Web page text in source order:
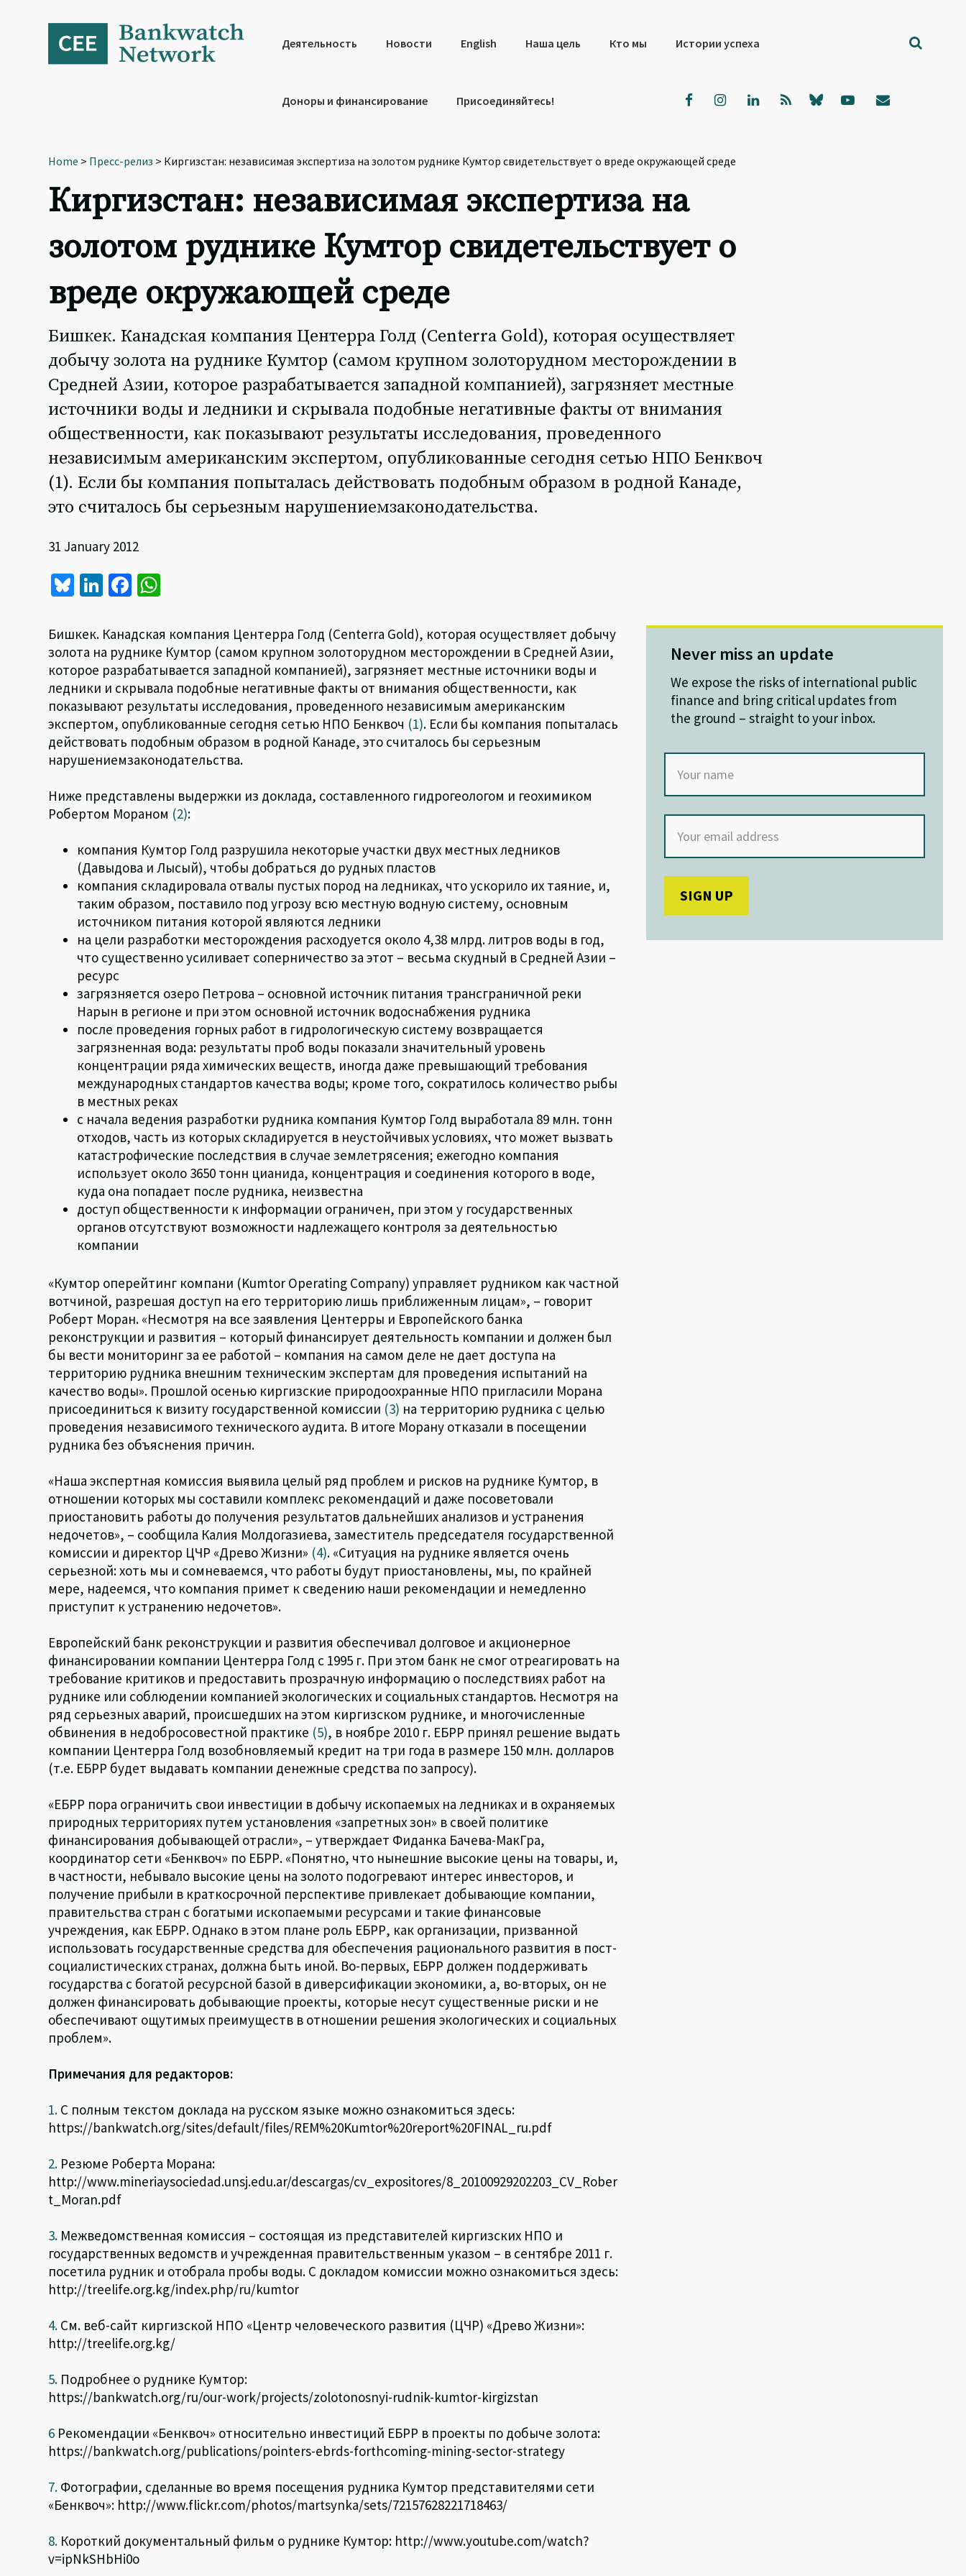
navigation
Деятельность Новости English Наша цель Кто мы Истории успеха
Доноры и финансирование Присоединяйтесь!
Home > Пресс-релиз > Киргизстан: независимая экспертиза на золотом руднике Кумтор свидетельствует о вреде окружающей среде
Киргизстан: независимая экспертиза на
золотом руднике Кумтор свидетельствует о
вреде окружающей среде
Бишкек. Канадская компания Центерра Голд (Centerra Gold), которая осуществляет
добычу золота на руднике Кумтор (самом крупном золоторудном месторождении в
Средней Азии, которое разрабатывается западной компанией), загрязняет местные
источники воды и ледники и скрывала подобные негативные факты от внимания
общественности, как показывают результаты исследования, проведенного
независимым американским экспертом, опубликованные сегодня сетью НПО Бенквоч
(1). Если бы компания попыталась действовать подобным образом в родной Канаде,
это считалось бы серьезным нарушениемзаконодательства.
31 January 2012
Bl
es
ky
Li
ke
dI
n
Fa
b
o
o
k
at
sA
p
p
Бишкек. Канадская компания Центерра Голд (Centerra Gold), которая осуществляет добычу
золота на руднике Кумтор (самом крупном золоторудном месторождении в Средней Азии,
которое разрабатывается западной компанией), загрязняет местные источники воды и
ледники и скрывала подобные негативные факты от внимания общественности, как
показывают результаты исследования, проведенного независимым американским
экспертом, опубликованные сегодня сетью НПО Бенквоч (1). Если бы компания попыталась
действовать подобным образом в родной Канаде, это считалось бы серьезным
нарушениемзаконодательства.
Ниже представлены выдержки из доклада, составленного гидрогеологом и геохимиком
Робертом Мораном (2):
компания Кумтор Голд разрушила некоторые участки двух местных ледников
(Давыдова и Лысый), чтобы добраться до рудных пластов
компания складировала отвалы пустых пород на ледниках, что ускорило их таяние, и,
таким образом, поставило под угрозу всю местную водную систему, основным
источником питания которой являются ледники
на цели разработки месторождения расходуется около 4,38 млрд. литров воды в год,
что существенно усиливает соперничество за этот – весьма скудный в Средней Азии –
ресурс
загрязняется озеро Петрова – основной источник питания трансграничной реки
Нарын в регионе и при этом основной источник водоснабжения рудника
после проведения горных работ в гидрологическую систему возвращается
загрязненная вода: результаты проб воды показали значительный уровень
концентрации ряда химических веществ, иногда даже превышающий требования
международных стандартов качества воды; кроме того, сократилось количество рыбы
в местных реках
с начала ведения разработки рудника компания Кумтор Голд выработала 89 млн. тонн
отходов, часть из которых складируется в неустойчивых условиях, что может вызвать
катастрофические последствия в случае землетрясения; ежегодно компания
использует около 3650 тонн цианида, концентрация и соединения которого в воде,
куда она попадает после рудника, неизвестна
доступ общественности к информации ограничен, при этом у государственных
органов отсутствуют возможности надлежащего контроля за деятельностью
компании
«Кумтор оперейтинг компани (Kumtor Operating Company) управляет рудником как частной
вотчиной, разрешая доступ на его территорию лишь приближенным лицам», – говорит
Роберт Моран. «Несмотря на все заявления Центерры и Европейского банка
реконструкции и развития – который финансирует деятельность компании и должен был
бы вести мониторинг за ее работой – компания на самом деле не дает доступа на
территорию рудника внешним техническим экспертам для проведения испытаний на
качество воды». Прошлой осенью киргизские природоохранные НПО пригласили Морана
присоединиться к визиту государственной комиссии (3) на территорию рудника с целью
проведения независимого технического аудита. В итоге Морану отказали в посещении
рудника без объяснения причин.
«Наша экспертная комиссия выявила целый ряд проблем и рисков на руднике Кумтор, в
отношении которых мы составили комплекс рекомендаций и даже посоветовали
приостановить работы до получения результатов дальнейших анализов и устранения
недочетов», – сообщила Калия Молдогазиева, заместитель председателя государственной
комиссии и директор ЦЧР «Древо Жизни» (4). «Ситуация на руднике является очень
серьезной: хоть мы и сомневаемся, что работы будут приостановлены, мы, по крайней
мере, надеемся, что компания примет к сведению наши рекомендации и немедленно
приступит к устранению недочетов».
Европейский банк реконструкции и развития обеспечивал долговое и акционерное
финансировании компании Центерра Голд с 1995 г. При этом банк не смог отреагировать на
требование критиков и предоставить прозрачную информацию о последствиях работ на
руднике или соблюдении компанией экологических и социальных стандартов. Несмотря на
ряд серьезных аварий, происшедших на этом киргизском руднике, и многочисленные
обвинения в недобросовестной практике (5), в ноябре 2010 г. ЕБРР принял решение выдать
компании Центерра Голд возобновляемый кредит на три года в размере 150 млн. долларов
(т.е. ЕБРР будет выдавать компании денежные средства по запросу).
«ЕБРР пора ограничить свои инвестиции в добычу ископаемых на ледниках и в охраняемых
природных территориях путем установления «запретных зон» в своей политике
финансирования добывающей отрасли», – утверждает Фиданка Бачева-МакГра,
координатор сети «Бенквоч» по ЕБРР. «Понятно, что нынешние высокие цены на товары, и,
в частности, небывало высокие цены на золото подогревают интерес инвесторов, и
получение прибыли в краткосрочной перспективе привлекает добывающие компании,
правительства стран с богатыми ископаемыми ресурсами и такие финансовые
учреждения, как ЕБРР. Однако в этом плане роль ЕБРР, как организации, призванной
использовать государственные средства для обеспечения рационального развития в пост-
социалистических странах, должна быть иной. Во-первых, ЕБРР должен поддерживать
государства с богатой ресурсной базой в диверсификации экономики, а, во-вторых, он не
должен финансировать добывающие проекты, которые несут существенные риски и не
обеспечивают ощутимых преимуществ в отношении решения экологических и социальных
проблем».
Примечания для редакторов:
1. С полным текстом доклада на русском языке можно ознакомиться здесь:
https://bankwatch.org/sites/default/files/REM%20Kumtor%20report%20FINAL_ru.pdf
2. Резюме Роберта Морана:
http://www.mineriaysociedad.unsj.edu.ar/descargas/cv_expositores/8_20100929202203_CV_Rober
t_Moran.pdf
3. Межведомственная комиссия – состоящая из представителей киргизских НПО и
государственных ведомств и учрежденная правительственным указом – в сентябре 2011 г.
посетила рудник и отобрала пробы воды. С докладом комиссии можно ознакомиться здесь:
http://treelife.org.kg/index.php/ru/kumtor
4. См. веб-сайт киргизской НПО «Центр человеческого развития (ЦЧР) «Древо Жизни»:
http://treelife.org.kg/
5. Подробнее о руднике Кумтор:
https://bankwatch.org/ru/our-work/projects/zolotonosnyi-rudnik-kumtor-kirgizstan
6 Рекомендации «Бенквоч» относительно инвестиций ЕБРР в проекты по добыче золота:
https://bankwatch.org/publications/pointers-ebrds-forthcoming-mining-sector-strategy
7. Фотографии, сделанные во время посещения рудника Кумтор представителями сети
«Бенквоч»: http://www.flickr.com/photos/martsynka/sets/72157628221718463/
8. Короткий документальный фильм о руднике Кумтор: http://www.youtube.com/watch?
v=ipNkSHbHi0o
Never miss an update
We expose the risks of international public
finance and bring critical updates from
the ground – straight to your inbox.